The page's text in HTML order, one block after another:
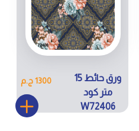
ورق حائط 15
متر كود
W72406
1300 ج.م